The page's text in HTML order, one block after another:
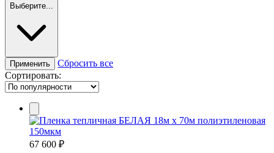
Выберите...
Применить
Сбросить все
Сортировать:
67 600 ₽